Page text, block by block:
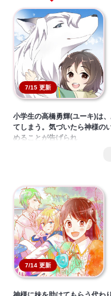
7/15 更新
小学生の高橋勇輝(ユーキ)は
てしまう。気づいたら神様の
めることが告げられ
る。「向こうでワンちゃん待
ンリル)と一緒に異世界転生
生活が、いま始まる!
7/14 更新